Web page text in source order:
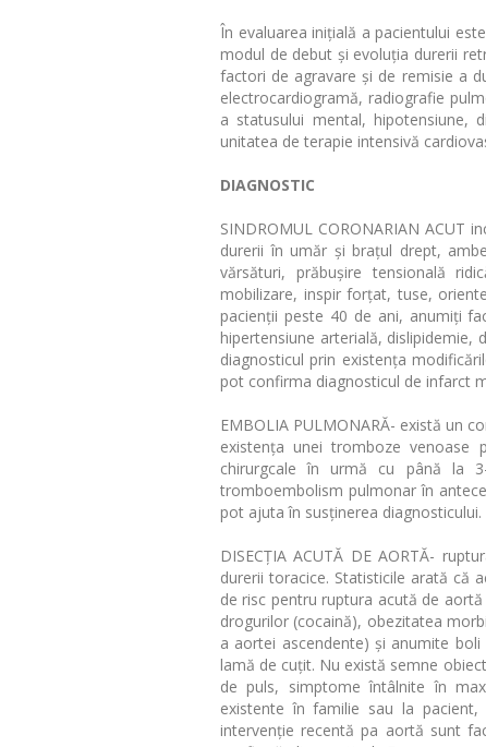
În evaluarea inițială a pacientului
modul de debut și evoluția durerii
factori de agravare și de remisie a
electrocardiogramă, radiografie
a statusului mental, hipotensiune,
unitatea de terapie intensivă
DIAGNOSTIC
SINDROMUL CORONARIAN ACUT
durerii în umăr și brațul drept,
vărsături, prăbușire tensională
mobilizare, inspir forțat, tuse,
pacienții peste 40 de ani, anumiți
hipertensiune arterială,
diagnosticul prin existența
pot confirma diagnosticul de infarct
EMBOLIA PULMONARĂ- există un
existenţa unei tromboze venoase
chirurgcale în urmă cu până la
tromboembolism pulmonar în
pot ajuta în susținerea diagnosticului.
DISECȚIA ACUTĂ DE AORTĂ-
durerii toracice. Statisticile arată că
de risc pentru ruptura acută de
drogurilor (cocaină), obezitatea
a aortei ascendente) și anumite
lamă de cuțit. Nu există semne
de puls, simptome întâlnite în
existente în familie sau la
intervenție recentă pa aortă sunt